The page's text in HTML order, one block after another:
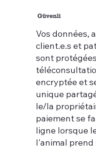
Güvenli
Vos données,
client.e.s et
sont
encryptée et
unique
le/la
paiement se
ligne lorsque
l'animal